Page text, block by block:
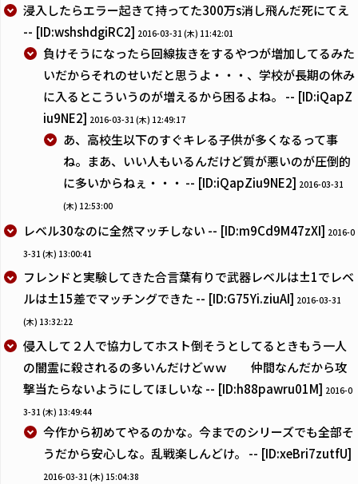
浸入したらエラー起きて持ってた300万s消し飛んだ死にてえ
-- [ID:wshshdgiRC2] 2016-03-31 (木) 11:42:01
負けそうになったら回線抜きをするやつが増加してるみた
いだからそれのせいだと思うよ・・・、学校が長期の休み
に入るとこういうのが増えるから困るよね。 -- [ID:iQapZ
iu9NE2] 2016-03-31 (木) 12:49:17
あ、高校生以下のすぐキレる子供が多くなるって事
ね。まあ、いい人もいるんだけど質が悪いのが圧倒的
に多いからねぇ・・・ -- [ID:iQapZiu9NE2] 2016-03-31
(木) 12:53:00
レベル30なのに全然マッチしない -- [ID:m9Cd9M47zXI] 2016-0
3-31 (木) 13:00:41
フレンドと実験してきた合言葉有りで武器レベルは±1でレベ
ルは±15差でマッチングできた -- [ID:G75Yi.ziuAI] 2016-03-31
(木) 13:32:22
侵入して２人で協力してホスト倒そうとしてるときもう一人
の闇霊に殺されるの多いんだけどｗｗ 仲間なんだから攻
撃当たらないようにしてほしいな -- [ID:h88pawru01M] 2016-0
3-31 (木) 13:49:44
今作から初めてやるのかな。今までのシリーズでも全部そ
うだから安心しな。乱戦楽しんどけ。 -- [ID:xeBri7zutfU]
2016-03-31 (木) 15:04:38